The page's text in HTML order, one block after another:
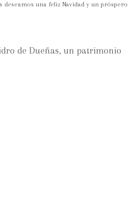
deseamos una feliz Navidad y un próspero